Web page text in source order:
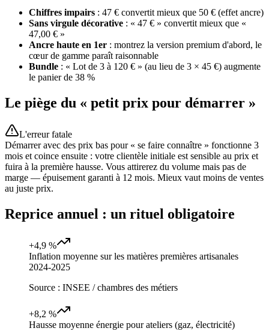
Chiffres impairs : 47 € convertit mieux que 50 € (effet ancre)
Sans virgule décorative : « 47 € » convertit mieux que «
47,00 € »
Ancre haute en 1er : montrez la version premium d'abord, le
cœur de gamme paraît raisonnable
Bundle : « Lot de 3 à 120 € » (au lieu de 3 × 45 €) augmente
le panier de 38 %
Le piège du « petit prix pour démarrer »
L'erreur fatale
Démarrer avec des prix bas pour « se faire connaître » fonctionne 3
mois et coince ensuite : votre clientèle initiale est sensible au prix et
fuira à la première hausse. Vous attirerez du volume mais pas de
marge — épuisement garanti à 12 mois. Mieux vaut moins de ventes
au juste prix.
Reprice annuel : un rituel obligatoire
+4,9 %
Inflation moyenne sur les matières premières artisanales
2024-2025
Source : INSEE / chambres des métiers
+8,2 %
Hausse moyenne énergie pour ateliers (gaz, électricité)